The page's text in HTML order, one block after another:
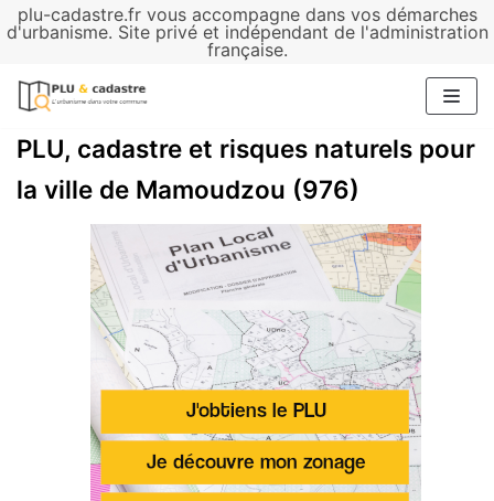
plu-cadastre.fr vous accompagne dans vos démarches
d'urbanisme. Site privé et indépendant de l'administration
française.
Aller
contenu
PLU, cadastre et risques naturels pour
la ville de Mamoudzou (976)